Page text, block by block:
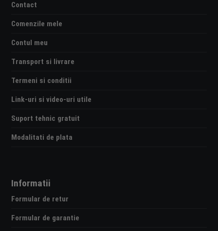
Contact
Comenzile mele
Contul meu
Transport si livrare
Termeni si conditii
Link-uri si video-uri utile
Suport tehnic gratuit
Modalitati de plata
Informatii
Formular de retur
Formular de garantie